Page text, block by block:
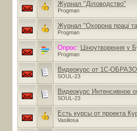
Журнал "Діловодство"
Progman
Журнал "Охорона праці
Progman
Опрос: Ціноутворення у
Progman
Видеокурс от 1C-
SOUL-23
Видеокурс Интенсивное
SOUL-23
Есть курсы от проекта
Vasiliosa